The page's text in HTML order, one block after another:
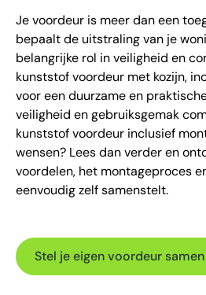
Je voordeur is meer dan een
bepaalt de uitstraling van je
belangrijke rol in veiligheid en
kunststof voordeur met kozijn,
voor een duurzame en
veiligheid en gebruiksgemak
kunststof voordeur inclusief
wensen? Lees dan verder en
voordelen, het montageproces
eenvoudig zelf samenstelt.
Stel je eigen voordeur samen